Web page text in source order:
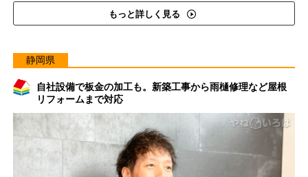
もっと詳しく見る
静岡県
自社設備で板金の加工も。新築工事から雨樋修理など屋根
リフォームまで対応